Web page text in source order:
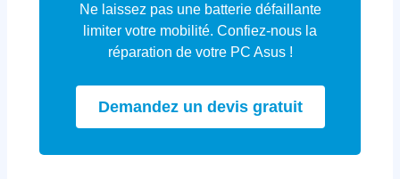
Ne laissez pas une batterie défaillante
limiter votre mobilité. Confiez-nous la
réparation de votre PC Asus !
Demandez un devis gratuit